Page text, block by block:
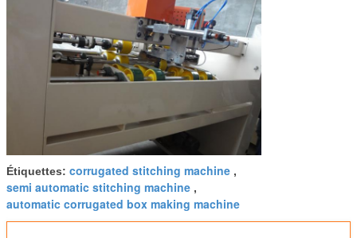
Étiquettes: corrugated stitching machine ,
semi automatic stitching machine ,
automatic corrugated box making machine